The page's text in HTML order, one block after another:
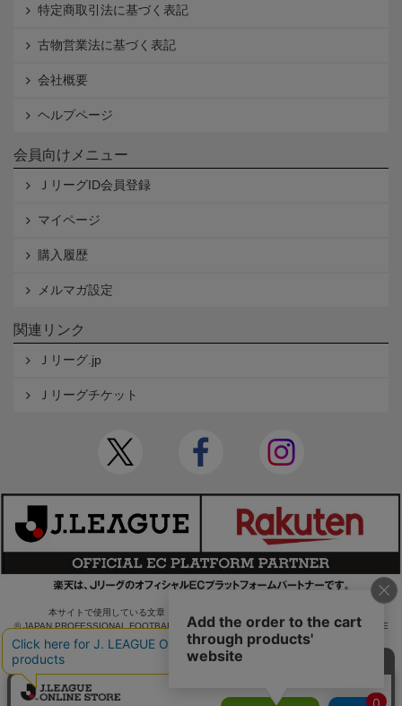
特定商取引法に基づく表記
古物営業法に基づく表記
会社概要
ヘルプページ
会員向けメニュー
ＪリーグID会員登録
マイページ
購入履歴
メルマガ設定
関連リンク
Ｊリーグ.jp
Ｊリーグチケット
本サイトで使用している文章・画像等の無断での複製・転載を禁止します。
© JAPAN PROFESSIONAL FOOTBALL LEAGUE Rakuten Group, Inc. ALL RIGHTS RE
SERVED.